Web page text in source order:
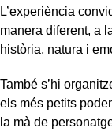
L’experiència
manera diferent, a
història, natura i
També s’hi
els més petits
la mà de